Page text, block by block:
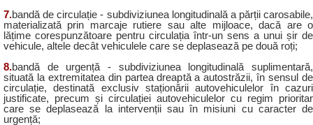
7.bandă de circulație - subdiviziunea longitudinală a părții carosabile,
materializată prin marcaje rutiere sau alte mijloace, dacă are o
lățime corespunzătoare pentru circulația într-un sens a unui șir de
vehicule, altele decât vehiculele care se deplasează pe două roți;
8.bandă de urgență - subdiviziunea longitudinală suplimentară,
situată la extremitatea din partea dreaptă a autostrăzii, în sensul de
circulație, destinată exclusiv staționării autovehiculelor în cazuri
justificate, precum și circulației autovehiculelor cu regim prioritar
care se deplasează la intervenții sau în misiuni cu caracter de
urgență;